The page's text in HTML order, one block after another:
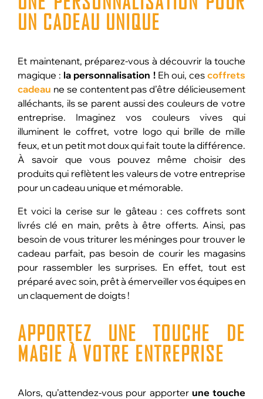
UN CADEAU UNIQUE
Et maintenant, préparez-vous à découvrir la touche
magique : la personnalisation !Eh oui, ces coffrets
cadeau ne se contentent pas d’être délicieusement
alléchants, ils se parent aussi des couleurs de votre
entreprise. Imaginez vos couleurs vives qui
illuminent le coffret, votre logo qui brille de mille
feux, et un petit mot doux qui fait toute la différence.
À savoir que vous pouvez même choisir des
produits qui reflètent les valeurs de votre entreprise
pour un cadeau unique et mémorable.
Et voici la cerise sur le gâteau : ces coffrets sont
livrés clé en main, prêts à être offerts. Ainsi, pas
besoin de vous triturer les méninges pour trouver le
cadeau parfait, pas besoin de courir les magasins
pour rassembler les surprises. En effet, tout est
préparé avec soin, prêt à émerveiller vos équipes en
un claquement de doigts !
APPORTEZ UNE TOUCHE DE
MAGIE À VOTRE ENTREPRISE
Alors, qu’attendez-vous pour apporterune touche